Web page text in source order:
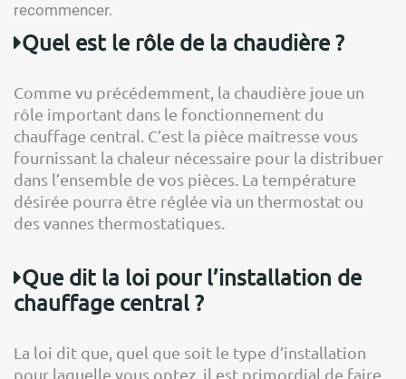
recommencer.
Quel est le rôle de la chaudière ?
Comme vu précédemment, la chaudière joue un
rôle important dans le fonctionnement du
chauffage central. C’est la pièce maitresse vous
fournissant la chaleur nécessaire pour la distribuer
dans l’ensemble de vos pièces. La température
désirée pourra être réglée via un thermostat ou
des vannes thermostatiques.
Que dit la loi pour l’installation de
chauffage central ?
La loi dit que, quel que soit le type d’installation
pour laquelle vous optez, il est primordial de faire